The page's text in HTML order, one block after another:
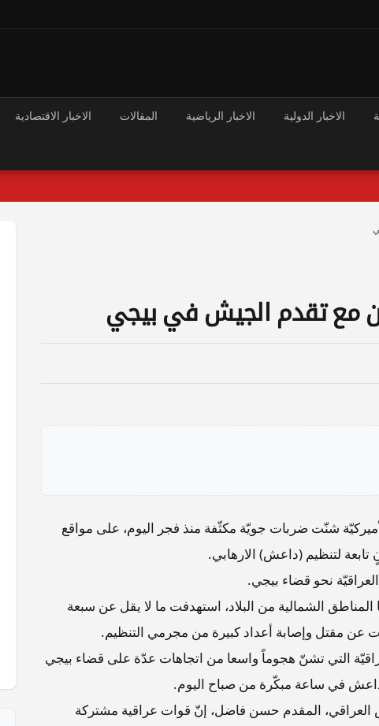
الاخبار الدولية الاخبار الرياضية المقالات الاخبار الاقتصادية
مع تقدم الجيش في بيجي
شنّت ضربات جويّة مكثّفة منذ فجر اليوم، على مواقع
لتنظيم (داعش) الارهابي.
نحو قضاء بيجي.
الشمالية من البلاد، استهدفت ما لا يقل عن سبعة
عن مقتل وإصابة أعداد كبيرة من مجرمي التنظيم.
التي تشنّ هجوماً واسعا من اتجاهات عدّة على قضاء بيجي
في ساعة مبكّرة من صباح اليوم.
المقدم حسن فاضل، إنّ قوات عراقية مشتركة